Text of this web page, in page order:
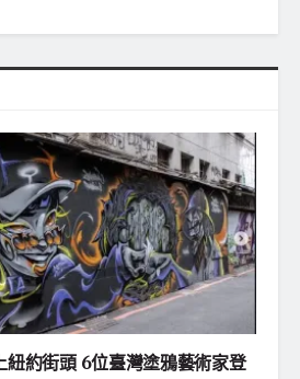
紐約街頭 6位臺灣塗鴉藝術家登